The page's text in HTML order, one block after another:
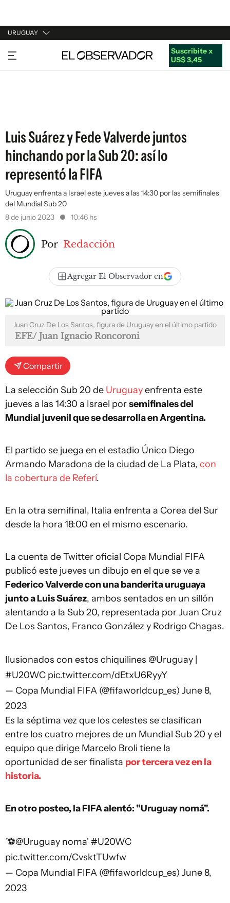
URUGUAY
URUGUAY
ARGENTINA
Suscribite x
US$ 3,45
Luis Suárez y Fede Valverde juntos
hinchando por la Sub 20: así lo
representó la FIFA
Uruguay enfrenta a Israel este jueves a las 14:30 por las semifinales
del Mundial Sub 20
8 de junio 2023
10:46 hs
Por Redacción
Agregar El Observador en
Juan Cruz De Los Santos, figura de Uruguay en el último partido
EFE/ Juan Ignacio Roncoroni
Compartir
La selección Sub 20 de Uruguayenfrenta este
jueves a las 14:30 a Israel porsemifinales del
Mundial juvenil que se desarrolla en Argentina.
El partido se juega en el estadio Único Diego
Armando Maradona de la ciudad de La Plata, con
la cobertura de Referí.
En la otra semifinal, Italia enfrenta a Corea del Sur
desde la hora 18:00 en el mismo escenario.
La cuenta de Twitter oficial Copa Mundial FIFA
publicó este jueves un dibujo en el que se ve a
Federico Valverde con una banderita uruguaya
junto a Luis Suárez, ambos sentados en un sillón
alentando a la Sub 20, representada por Juan Cruz
De Los Santos, Franco González y Rodrigo Chagas.
Ilusionados con estos chiquilines @Uruguay
#U20WC pic.twitter.com/dEtxU6RyyY
— Copa Mundial FIFA (@fifaworldcup_es) June 8,
2023
Es la séptima vez que los celestes se clasifican
entre los cuatro mejores de un Mundial Sub 20 y el
equipo que dirige Marcelo Broli tiene la
oportunidad de ser finalista por tercera vez en la
historia.
En otro posteo, la FIFA alentó: "Uruguay nomá".
́ ⚽@Uruguay noma' #U20WC
pic.twitter.com/CvsktTUwfw
— Copa Mundial FIFA (@fifaworldcup_es) June 8,
2023